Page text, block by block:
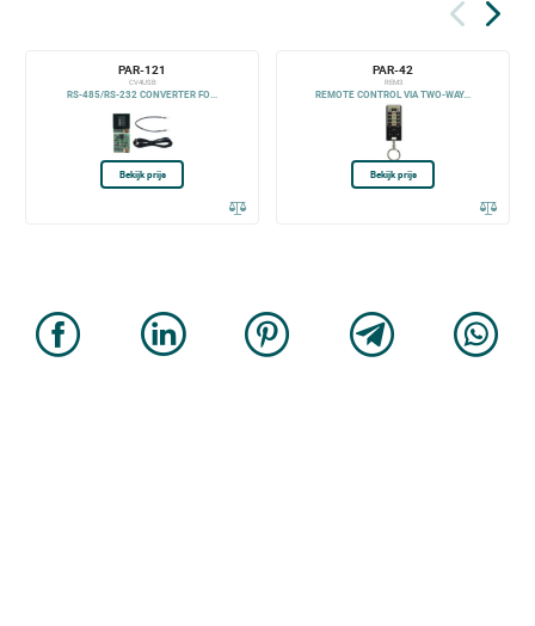
PAR-121
CV4USB
RS-485/RS-232 CONVERTER FO...
Bekijk prijs
PAR-42
REM3
REMOTE CONTROL VIA TWO-WAY...
Bekijk prijs